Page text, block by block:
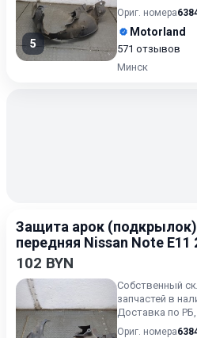
5
получения
Ориг. номера
Motorland
571 отзывов
Минск
Защита арок (подкрылок)
передняя Nissan Note E11
102 BYN
Собственный
запчастей в
Доставка по
получения
Ориг. номера